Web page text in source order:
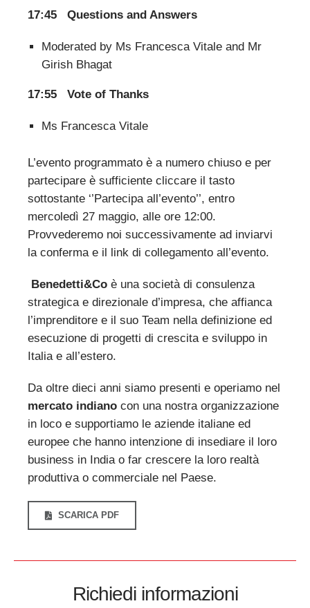
17:45 Questions and Answers
Moderated by Ms Francesca Vitale and Mr
Girish Bhagat
17:55 Vote of Thanks
Ms Francesca Vitale
L’evento programmato è a numero chiuso e per
partecipare è sufficiente cliccare il tasto
sottostante ‘’Partecipa all’evento’’, entro
mercoledì 27 maggio, alle ore 12:00.
Provvederemo noi successivamente ad inviarvi
la conferma e il link di collegamento all’evento.
Benedetti&Coè una società di consulenza
strategica e direzionale d’impresa, che affianca
l’imprenditore e il suo Team nella definizione ed
esecuzione di progetti di crescita e sviluppo in
Italia e all’estero.
Da oltre dieci anni siamo presenti e operiamo nel
mercato indianocon una nostra organizzazione
in loco e supportiamo le aziende italiane ed
europee che hanno intenzione di insediare il loro
business in India o far crescere la loro realtà
produttiva o commerciale nel Paese.
SCARICA PDF
Richiedi informazioni